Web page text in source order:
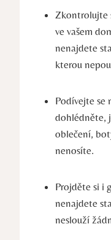
Zkontrolujte
ve vašem
nenajdete
kterou
Podívejte se
dohlédněte,
oblečení,
nenosíte.
Projděte si i
nenajdete
neslouží